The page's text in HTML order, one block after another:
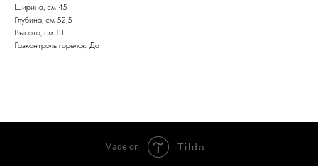
Ширина, см 45
Глубина, см 52,5
Высота, см 10
Газконтроль горелок: Да
Made on Tilda